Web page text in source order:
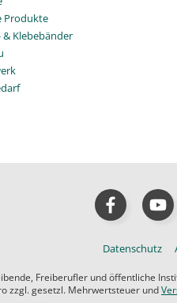
Produkte
& Klebebänder
Datenschutz
Freiberufler und öffentliche
zzgl. gesetzl. Mehrwertsteuer und